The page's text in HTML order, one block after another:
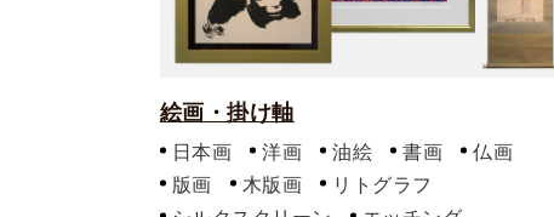
絵画・掛け軸
日本画 洋画 油絵 書画
仏画
版画
木版画
リトグラフ